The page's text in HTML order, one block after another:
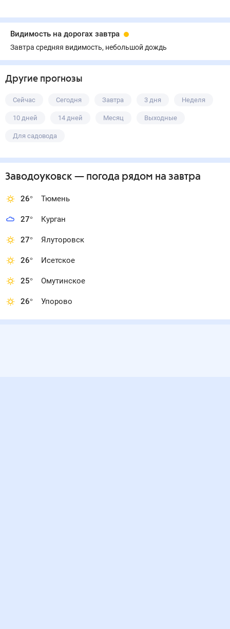
Видимость на дорогах завтра
Завтра средняя видимость, небольшой дождь
Другие прогнозы
Сейчас Сегодня Завтра 3 дня Неделя
10 дней 14 дней Месяц Выходные
Для садовода
Заводоуковск — погода рядом на завтра
26° Тюмень
27° Курган
27° Ялуторовск
26° Исетское
25° Омутинское
26° Упорово